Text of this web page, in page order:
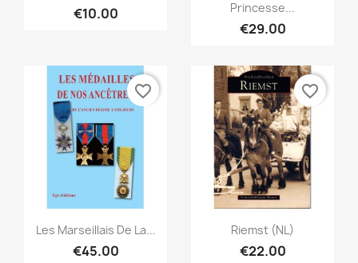
€10.00
Princesse...
€29.00
Quick view
Les Marseillais De La...
€45.00
favorite_border
Quick view
Riemst (NL)
€22.00
favorite_border